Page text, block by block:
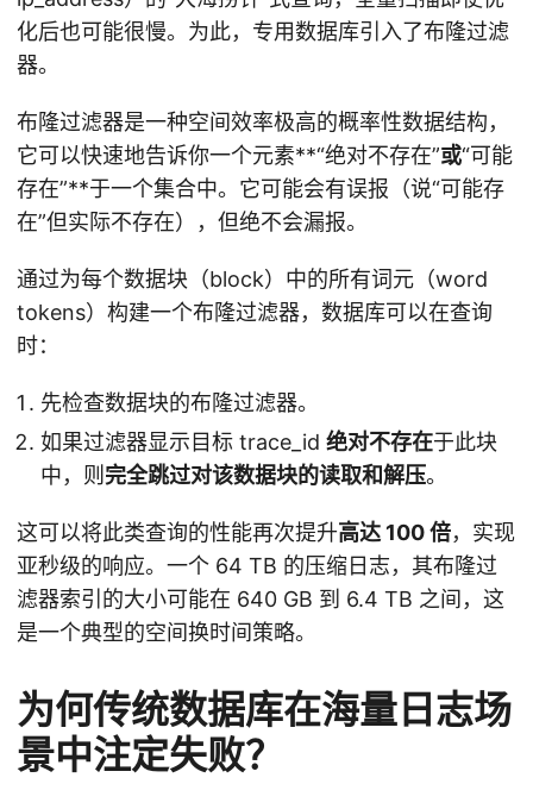
化后也可能很慢。为此，专用数据库引入了布隆过滤
器。
布隆过滤器是一种空间效率极高的概率性数据结构，
它可以快速地告诉你一个元素**“绝对不存在”或“可能
存在”**于一个集合中。它可能会有误报（说“可能存
在”但实际不存在），但绝不会漏报。
通过为每个数据块（block）中的所有词元（word
tokens）构建一个布隆过滤器，数据库可以在查询
时：
先检查数据块的布隆过滤器。
如果过滤器显示目标 trace_id 绝对不存在于此块
中，则 完全跳过对该数据块的读取和解压。
这可以将此类查询的性能再次提升高达 100 倍，实现
亚秒级的响应。一个 64 TB 的压缩日志，其布隆过
滤器索引的大小可能在 640 GB 到 6.4 TB 之间，这
是一个典型的空间换时间策略。
为何传统数据库在海量日志场
景中注定失败？